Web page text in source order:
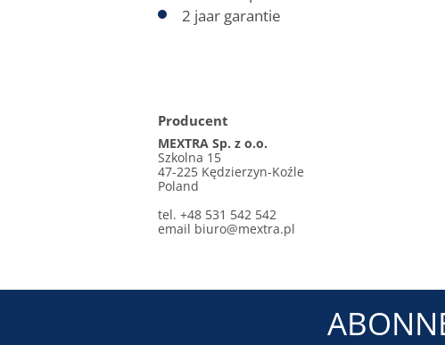
2 jaar garantie
Producent
MEXTRA Sp. z o.o.
Szkolna 15
47-225 Kędzierzyn-Koźle
Poland
tel. +48 531 542 542
email biuro@mextra.pl